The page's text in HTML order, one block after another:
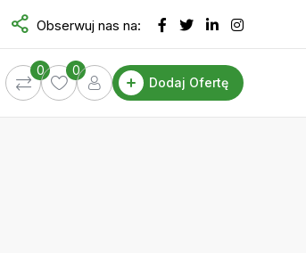
Obserwuj nas na:
0
0
Dodaj Ofertę